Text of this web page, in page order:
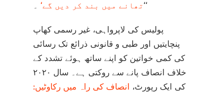
تھانے میں بند کر دیں گے‘۔‘‘
پولیس کی لاپرواہی، غیر رسمی کھاپ
پنچایتیں اور طبی و قانونی ذرائع تک رسائی
کی کمی خواتین کو اپنے ساتھ ہوئے تشدد کے
خلاف انصاف پانے سے روکتی ہے۔ سال ۲۰۲۰
کی ایک رپورٹ، انصاف کی راہ میں رکاوٹیں: